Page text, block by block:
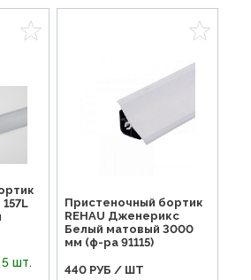
шт.
Пристеночный бортик
REHAU Дженерикс
Белый матовый 3000
мм (ф-ра 91115)
440 РУБ / ШТ